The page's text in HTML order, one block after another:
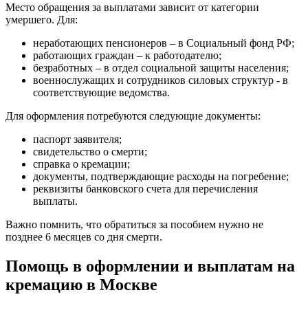
Место обращения за выплатами зависит от категории
умершего. Для:
неработающих пенсионеров – в Социальный фонд РФ;
работающих граждан – к работодателю;
безработных – в отдел социальной защиты населения;
военнослужащих и сотрудников силовых структур - в
соответствующие ведомства.
Для оформления потребуются следующие документы:
паспорт заявителя;
свидетельство о смерти;
справка о кремации;
документы, подтверждающие расходы на погребение;
реквизиты банковского счета для перечисления
выплаты.
Важно помнить, что обратиться за пособием нужно не
позднее 6 месяцев со дня смерти.
Помощь в оформлении и выплатам на
кремацию в Москве